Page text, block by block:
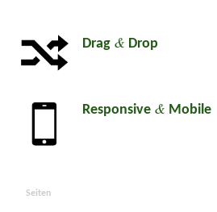
Drag & Drop
Responsive & Mobile
Seiten